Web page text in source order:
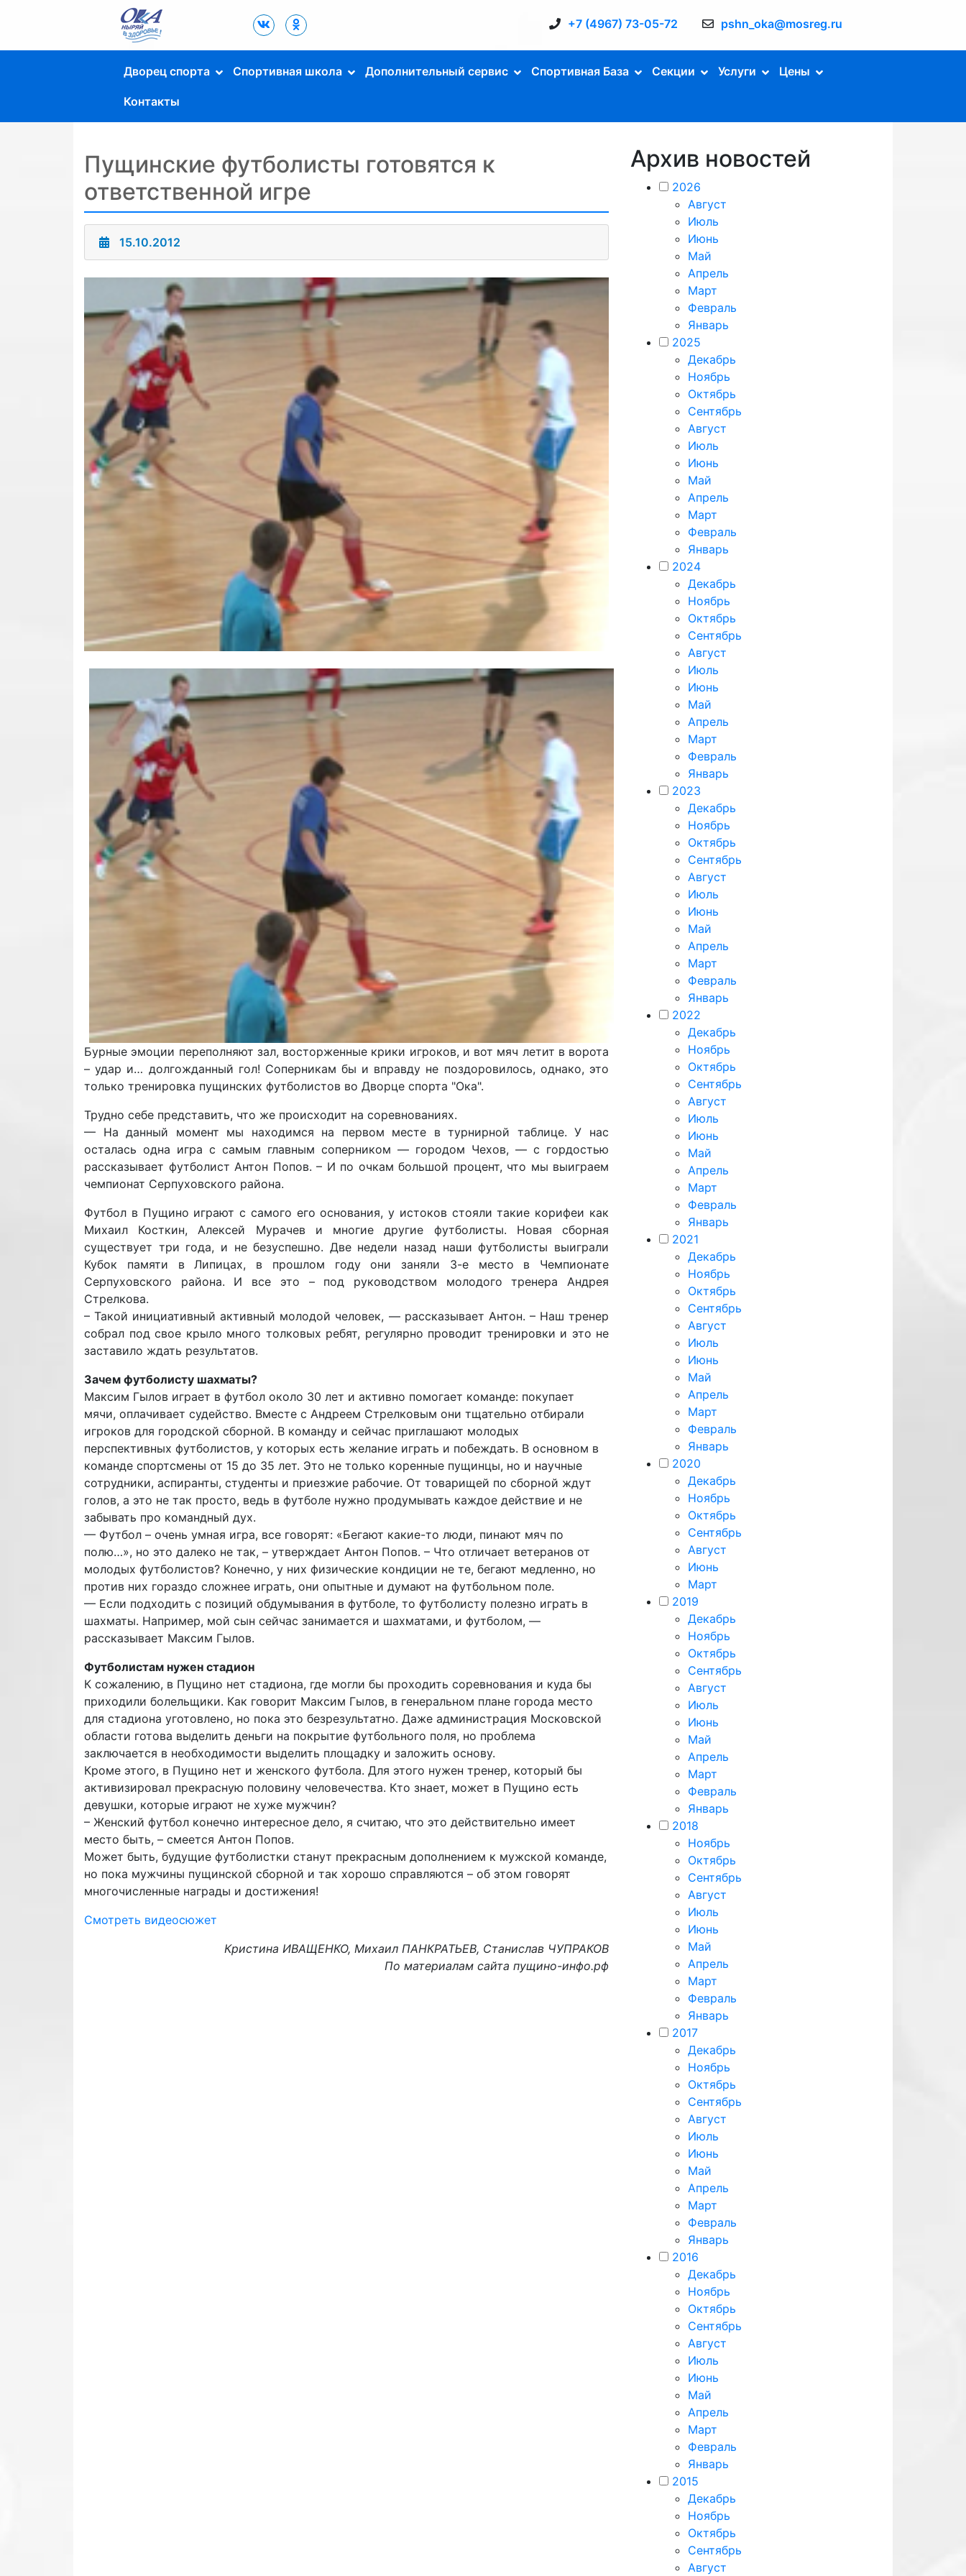
Дворец Спорта
"Ока" г. Пущино
+7 (4967) 73-05-72 pshn_oka@mosreg.ru
Дворец спорта Спортивная школа Дополнительный сервис Спортивная База Секции Услуги Цены
Контакты
Пущинские футболисты готовятся к
ответственной игре
15.10.2012
Бурные эмоции переполняют зал, восторженные крики игроков, и вот мяч летит в ворота
– удар и… долгожданный гол! Соперникам бы и вправду не поздоровилось, однако, это
только тренировка пущинских футболистов во Дворце спорта "Ока".
Трудно себе представить, что же происходит на соревнованиях.
— На данный момент мы находимся на первом месте в турнирной таблице. У нас
осталась одна игра с самым главным соперником — городом Чехов, — с гордостью
рассказывает футболист Антон Попов. – И по очкам большой процент, что мы выиграем
чемпионат Серпуховского района.
Футбол в Пущино играют с самого его основания, у истоков стояли такие корифеи как
Михаил Косткин, Алексей Мурачев и многие другие футболисты. Новая сборная
существует три года, и не безуспешно. Две недели назад наши футболисты выиграли
Кубок памяти в Липицах, в прошлом году они заняли 3-е место в Чемпионате
Серпуховского района. И все это – под руководством молодого тренера Андрея
Стрелкова.
– Такой инициативный активный молодой человек, — рассказывает Антон. – Наш тренер
собрал под свое крыло много толковых ребят, регулярно проводит тренировки и это не
заставило ждать результатов.
Зачем футболисту шахматы?
Максим Гылов играет в футбол около 30 лет и активно помогает команде: покупает
мячи, оплачивает судейство. Вместе с Андреем Стрелковым они тщательно отбирали
игроков для городской сборной. В команду и сейчас приглашают молодых
перспективных футболистов, у которых есть желание играть и побеждать. В основном в
команде спортсмены от 15 до 35 лет. Это не только коренные пущинцы, но и научные
сотрудники, аспиранты, студенты и приезжие рабочие. От товарищей по сборной ждут
голов, а это не так просто, ведь в футболе нужно продумывать каждое действие и не
забывать про командный дух.
— Футбол – очень умная игра, все говорят: «Бегают какие-то люди, пинают мяч по
полю…», но это далеко не так, – утверждает Антон Попов. – Что отличает ветеранов от
молодых футболистов? Конечно, у них физические кондиции не те, бегают медленно, но
против них гораздо сложнее играть, они опытные и думают на футбольном поле.
— Если подходить с позиций обдумывания в футболе, то футболисту полезно играть в
шахматы. Например, мой сын сейчас занимается и шахматами, и футболом, —
рассказывает Максим Гылов.
Футболистам нужен стадион
К сожалению, в Пущино нет стадиона, где могли бы проходить соревнования и куда бы
приходили болельщики. Как говорит Максим Гылов, в генеральном плане города место
для стадиона уготовлено, но пока это безрезультатно. Даже администрация Московской
области готова выделить деньги на покрытие футбольного поля, но проблема
заключается в необходимости выделить площадку и заложить основу.
Кроме этого, в Пущино нет и женского футбола. Для этого нужен тренер, который бы
активизировал прекрасную половину человечества. Кто знает, может в Пущино есть
девушки, которые играют не хуже мужчин?
– Женский футбол конечно интересное дело, я считаю, что это действительно имеет
место быть, – смеется Антон Попов.
Может быть, будущие футболистки станут прекрасным дополнением к мужской команде,
но пока мужчины пущинской сборной и так хорошо справляются – об этом говорят
многочисленные награды и достижения!
Смотреть видеосюжет
Кристина ИВАЩЕНКО, Михаил ПАНКРАТЬЕВ, Станислав ЧУПРАКОВ
По материалам сайта пущино-инфо.рф
Архив новостей
2026
Август
Июль
Июнь
Май
Апрель
Март
Февраль
Январь
2025
Декабрь
Ноябрь
Октябрь
Сентябрь
Август
Июль
Июнь
Май
Апрель
Март
Февраль
Январь
2024
Декабрь
Ноябрь
Октябрь
Сентябрь
Август
Июль
Июнь
Май
Апрель
Март
Февраль
Январь
2023
Декабрь
Ноябрь
Октябрь
Сентябрь
Август
Июль
Июнь
Май
Апрель
Март
Февраль
Январь
2022
Декабрь
Ноябрь
Октябрь
Сентябрь
Август
Июль
Июнь
Май
Апрель
Март
Февраль
Январь
2021
Декабрь
Ноябрь
Октябрь
Сентябрь
Август
Июль
Июнь
Май
Апрель
Март
Февраль
Январь
2020
Декабрь
Ноябрь
Октябрь
Сентябрь
Август
Июнь
Март
2019
Декабрь
Ноябрь
Октябрь
Сентябрь
Август
Июль
Июнь
Май
Апрель
Март
Февраль
Январь
2018
Ноябрь
Октябрь
Сентябрь
Август
Июль
Июнь
Май
Апрель
Март
Февраль
Январь
2017
Декабрь
Ноябрь
Октябрь
Сентябрь
Август
Июль
Июнь
Май
Апрель
Март
Февраль
Январь
2016
Декабрь
Ноябрь
Октябрь
Сентябрь
Август
Июль
Июнь
Май
Апрель
Март
Февраль
Январь
2015
Декабрь
Ноябрь
Октябрь
Сентябрь
Август